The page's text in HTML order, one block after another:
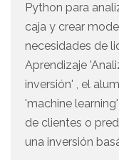
Python para
caja y crear
necesidades de
Aprendizaje
inversión' , el
'machine
de clientes o
una inversión